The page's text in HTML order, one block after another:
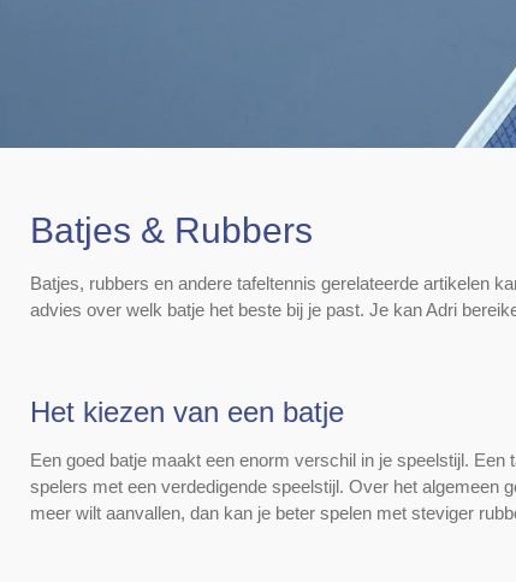
Batjes & Rubbers
Batjes, rubbers en andere tafeltennis gerelateerde artikelen
advies over welk batje het beste bij je past. Je kan Adri
Het kiezen van een batje
Een goed batje maakt een enorm verschil in je speelstijl.
spelers met een verdedigende speelstijl. Over het algemeen
meer wilt aanvallen, dan kan je beter spelen met steviger